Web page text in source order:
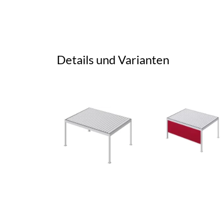
Details und Varianten